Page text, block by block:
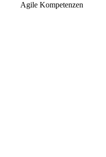
Agile Kompetenzen